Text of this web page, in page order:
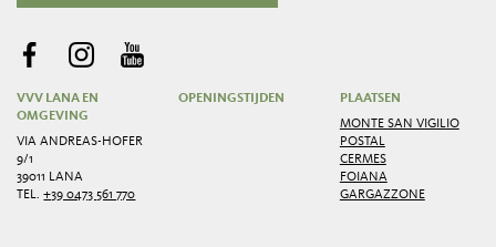
VVV LANA EN
OMGEVING
VIA ANDREAS-HOFER
9/1
39011 LANA
TEL.+39 0473 561 770
OPENINGSTIJDEN
PLAATSEN
MONTE SAN VIGILIO
POSTAL
CERMES
FOIANA
GARGAZZONE